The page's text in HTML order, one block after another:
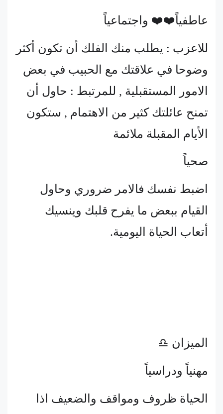
عاطفياً❤️❤️ واجتماعياً
للاعزب : يطلب منك الفلك أن تكون أكثر
وضوحا في علاقتك مع الحبيب في بعض
الامور المستقبلية , للمرتبط : حاول أن
تمنح عائلتك كثير من الاهتمام , ستكون
الأيام المقبلة ملائمة
صحياً
اضبط نفسك فالامر ضروري وحاول
القيام ببعض ما يفرح قلبك وينسيك
أتعاب الحياة اليومية.
الميزان ♎
مهنياً ودراسياً
الحياة ظروف ومواقف والضعيف اذا